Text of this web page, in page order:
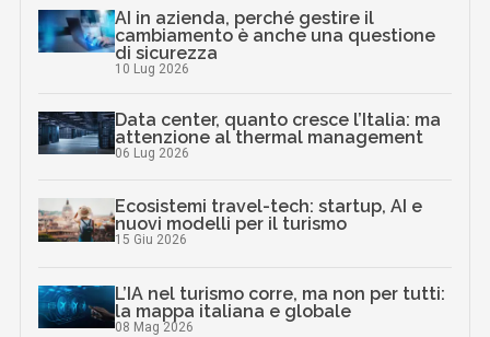
AI in azienda, perché gestire il
cambiamento è anche una questione
di sicurezza
10 Lug 2026
Data center, quanto cresce l’Italia: ma
attenzione al thermal management
06 Lug 2026
Ecosistemi travel-tech: startup, AI e
nuovi modelli per il turismo
15 Giu 2026
L’IA nel turismo corre, ma non per tutti:
la mappa italiana e globale
08 Mag 2026